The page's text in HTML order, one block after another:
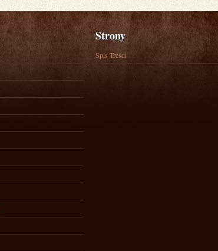
Strony
Spis Treści